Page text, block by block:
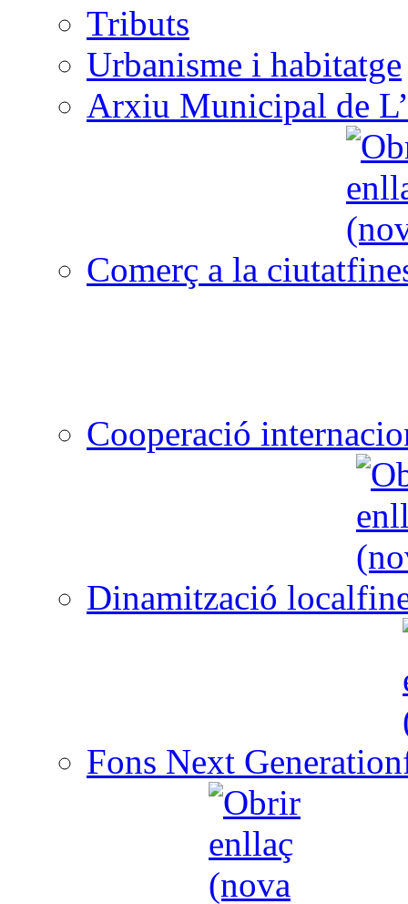
Tributs
Urbanisme i habitatge
Arxiu Municipal de
Comerç a la ciutat
Cooperació
Dinamització local
Fons Next Generation